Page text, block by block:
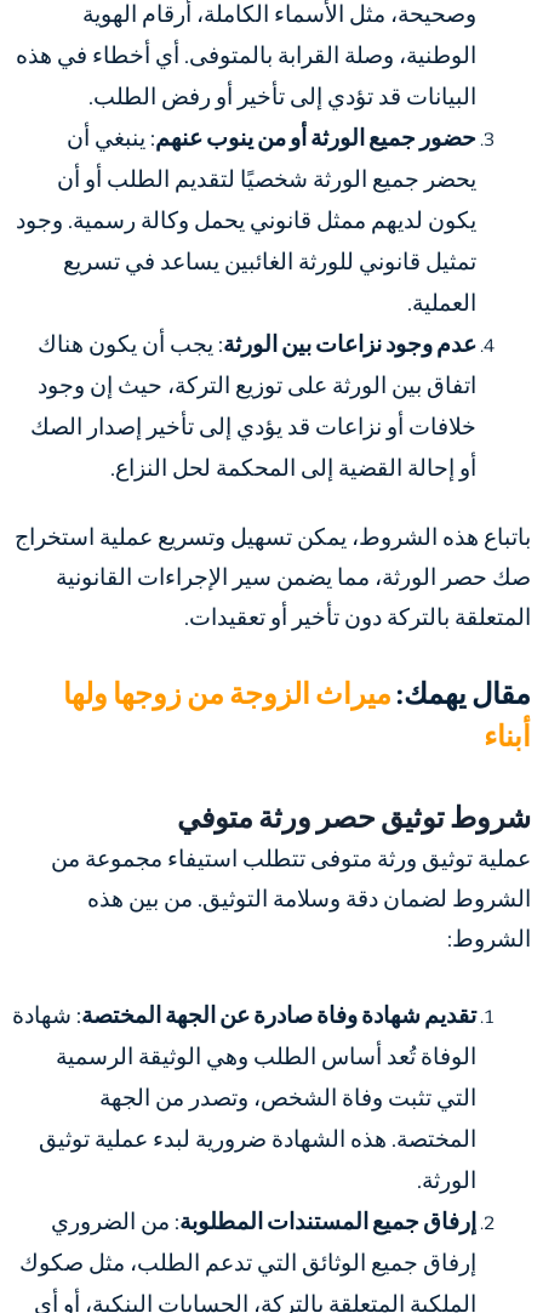
وصحيحة، مثل الأسماء الكاملة، أرقام الهوية
الوطنية، وصلة القرابة بالمتوفى. أي أخطاء في هذه
البيانات قد تؤدي إلى تأخير أو رفض الطلب.
حضور جميع الورثة أو من ينوب عنهم: ينبغي أن
يحضر جميع الورثة شخصيًا لتقديم الطلب أو أن
يكون لديهم ممثل قانوني يحمل وكالة رسمية. وجود
تمثيل قانوني للورثة الغائبين يساعد في تسريع
العملية.
عدم وجود نزاعات بين الورثة: يجب أن يكون هناك
اتفاق بين الورثة على توزيع التركة، حيث إن وجود
خلافات أو نزاعات قد يؤدي إلى تأخير إصدار الصك
أو إحالة القضية إلى المحكمة لحل النزاع.
باتباع هذه الشروط، يمكن تسهيل وتسريع عملية استخراج
صك حصر الورثة، مما يضمن سير الإجراءات القانونية
المتعلقة بالتركة دون تأخير أو تعقيدات.
مقال يهمك: ميراث الزوجة من زوجها ولها
أبناء
شروط توثيق حصر ورثة متوفي
عملية توثيق ورثة متوفى تتطلب استيفاء مجموعة من
الشروط لضمان دقة وسلامة التوثيق. من بين هذه
الشروط:
تقديم شهادة وفاة صادرة عن الجهة المختصة: شهادة
الوفاة تُعد أساس الطلب وهي الوثيقة الرسمية
التي تثبت وفاة الشخص، وتصدر من الجهة
المختصة. هذه الشهادة ضرورية لبدء عملية توثيق
الورثة.
إرفاق جميع المستندات المطلوبة: من الضروري
إرفاق جميع الوثائق التي تدعم الطلب، مثل صكوك
الملكية المتعلقة بالتركة، الحسابات البنكية، أو أي